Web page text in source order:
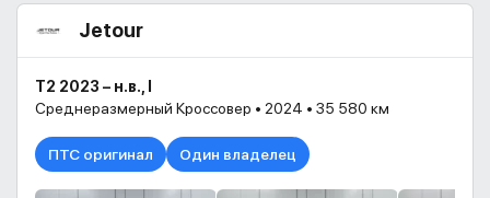
Jetour
T2 2023 – н.в., I
Среднеразмерный Кроссовер • 2024 • 35 580 км
ПТС оригинал Один владелец